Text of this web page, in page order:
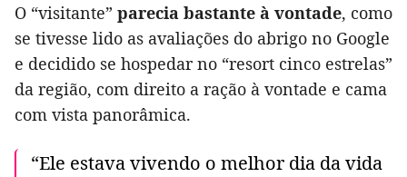
O “visitante” parecia bastante à vontade, como
se tivesse lido as avaliações do abrigo no Google
e decidido se hospedar no “resort cinco estrelas”
da região, com direito a ração à vontade e cama
com vista panorâmica.
“Ele estava vivendo o melhor dia da vida